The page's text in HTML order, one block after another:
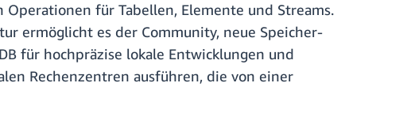
für Tabellen, Elemente und Streams.
ermöglicht es der Community, neue Speicher-
für hochpräzise lokale Entwicklungen und
Rechenzentren ausführen, die von einer